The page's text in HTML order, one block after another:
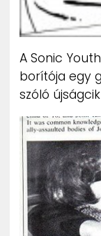
A Sonic Youth
borítója egy
szóló